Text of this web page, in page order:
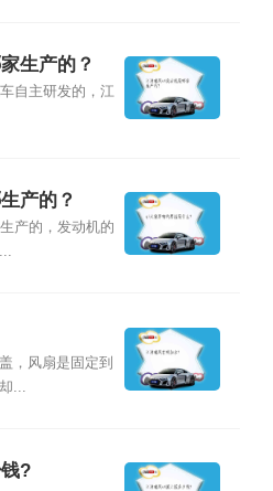
生产的？
自主研发的，江
产的？
产的，发动机的
，风扇是固定到
...
?